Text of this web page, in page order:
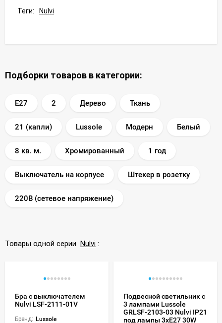
Теги: Nulvi
Подборки товаров в категории:
E27 2 Дерево Ткань
21 (капли) Lussole Модерн Белый
8 кв. м. Хромированный 1 год
Выключатель на корпусе Штекер в розетку
220В (сетевое напряжение)
Товары одной серии Nulvi :
Бра с выключателем
Nulvi LSF-2111-01V
Бренд: Lussole
Подвесной светильник с
3 лампами Lussole
GRLSF-2103-03 Nulvi IP21
под лампы 3xE27 30W